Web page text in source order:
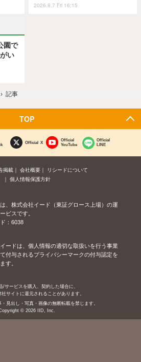
2026.8.7 Fri 16:15
園で
い
› 記事
TOP
Official X
Official
YouTube
Official
LINE
掲載 会社概要
リシードについて
個人情報保護方針
、株式会社イード（東証グロース上場）の運
ビスです。
：6038
ードは、個人情報の適切な取扱いを行う事業
付与されるプライバシーマークの付与認定を
す。
/サービスを購入、契約した場合に、
サイトに還元されることがあります。
見出し・写真・画像の無断転載を禁じます。
© 2026 IID, Inc.